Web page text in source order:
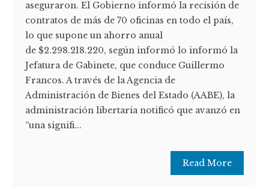
aseguraron. El Gobierno informó la recisión de
contratos de más de 70 oficinas en todo el país,
lo que supone un ahorro anual
de $2.298.218.220, según informó lo informó la
Jefatura de Gabinete, que conduce Guillermo
Francos. A través de la Agencia de
Administración de Bienes del Estado (AABE), la
administración libertaria notificó que avanzó en
“una signifi...
Read More